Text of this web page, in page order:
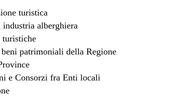
turistica
industria alberghiera
turistiche
patrimoniali della Regione
e Consorzi fra Enti locali